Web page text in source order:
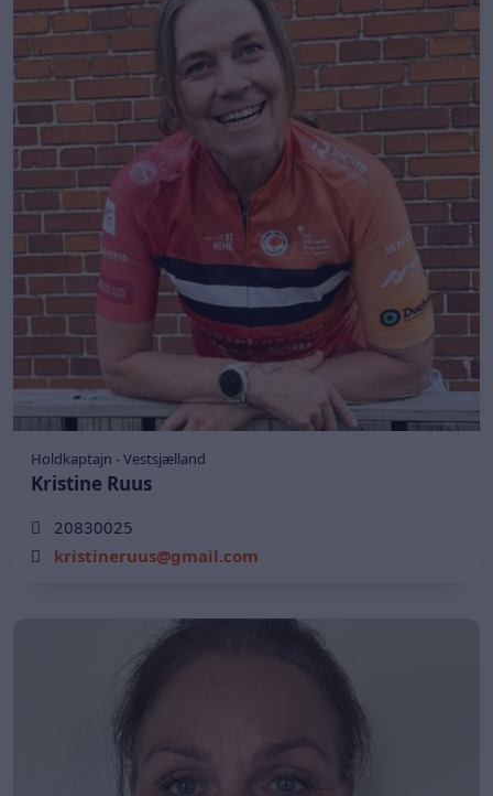
Holdkaptajn - Vestsjælland
Kristine Ruus
20830025
kristineruus@gmail.com